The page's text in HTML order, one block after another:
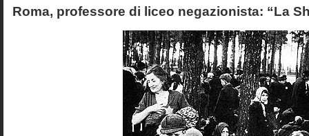
Roma, professore di liceo negazionista: “La